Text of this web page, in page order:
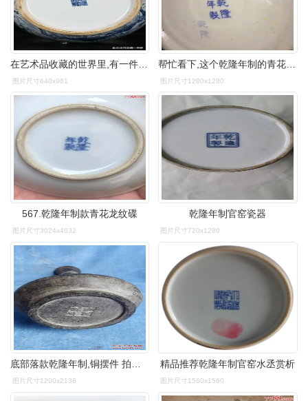
图片尺寸640x961 图片尺寸1280x1280
567.乾隆年制款青花龙纹碟
图片尺寸3024x4032
乾隆年制官窑瓷器
图片尺寸720x1280
图片尺寸1200x2136
精品推荐乾隆年制官窑水丞赏析
图片尺寸1560x1560